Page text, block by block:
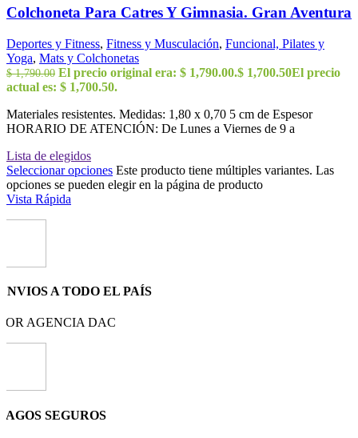
Colchoneta Para Catres Y Gimnasia. Gran Aventura
Deportes y Fitness, Fitness y Musculación, Funcional, Pilates y
Yoga, Mats y Colchonetas
$1,790.00 El precio original era: $ 1,790.00.$ 1,700.50El precio
actual es: $ 1,700.50.
Materiales resistentes. Medidas: 1,80 x 0,70 5 cm de Espesor
HORARIO DE ATENCIÓN: De Lunes a Viernes de 9 a
Lista de elegidos
Seleccionar opciones Este producto tiene múltiples variantes. Las
opciones se pueden elegir en la página de producto
Vista Rápida
A TODO EL PAÍS
AGENCIA DAC
SEGUROS